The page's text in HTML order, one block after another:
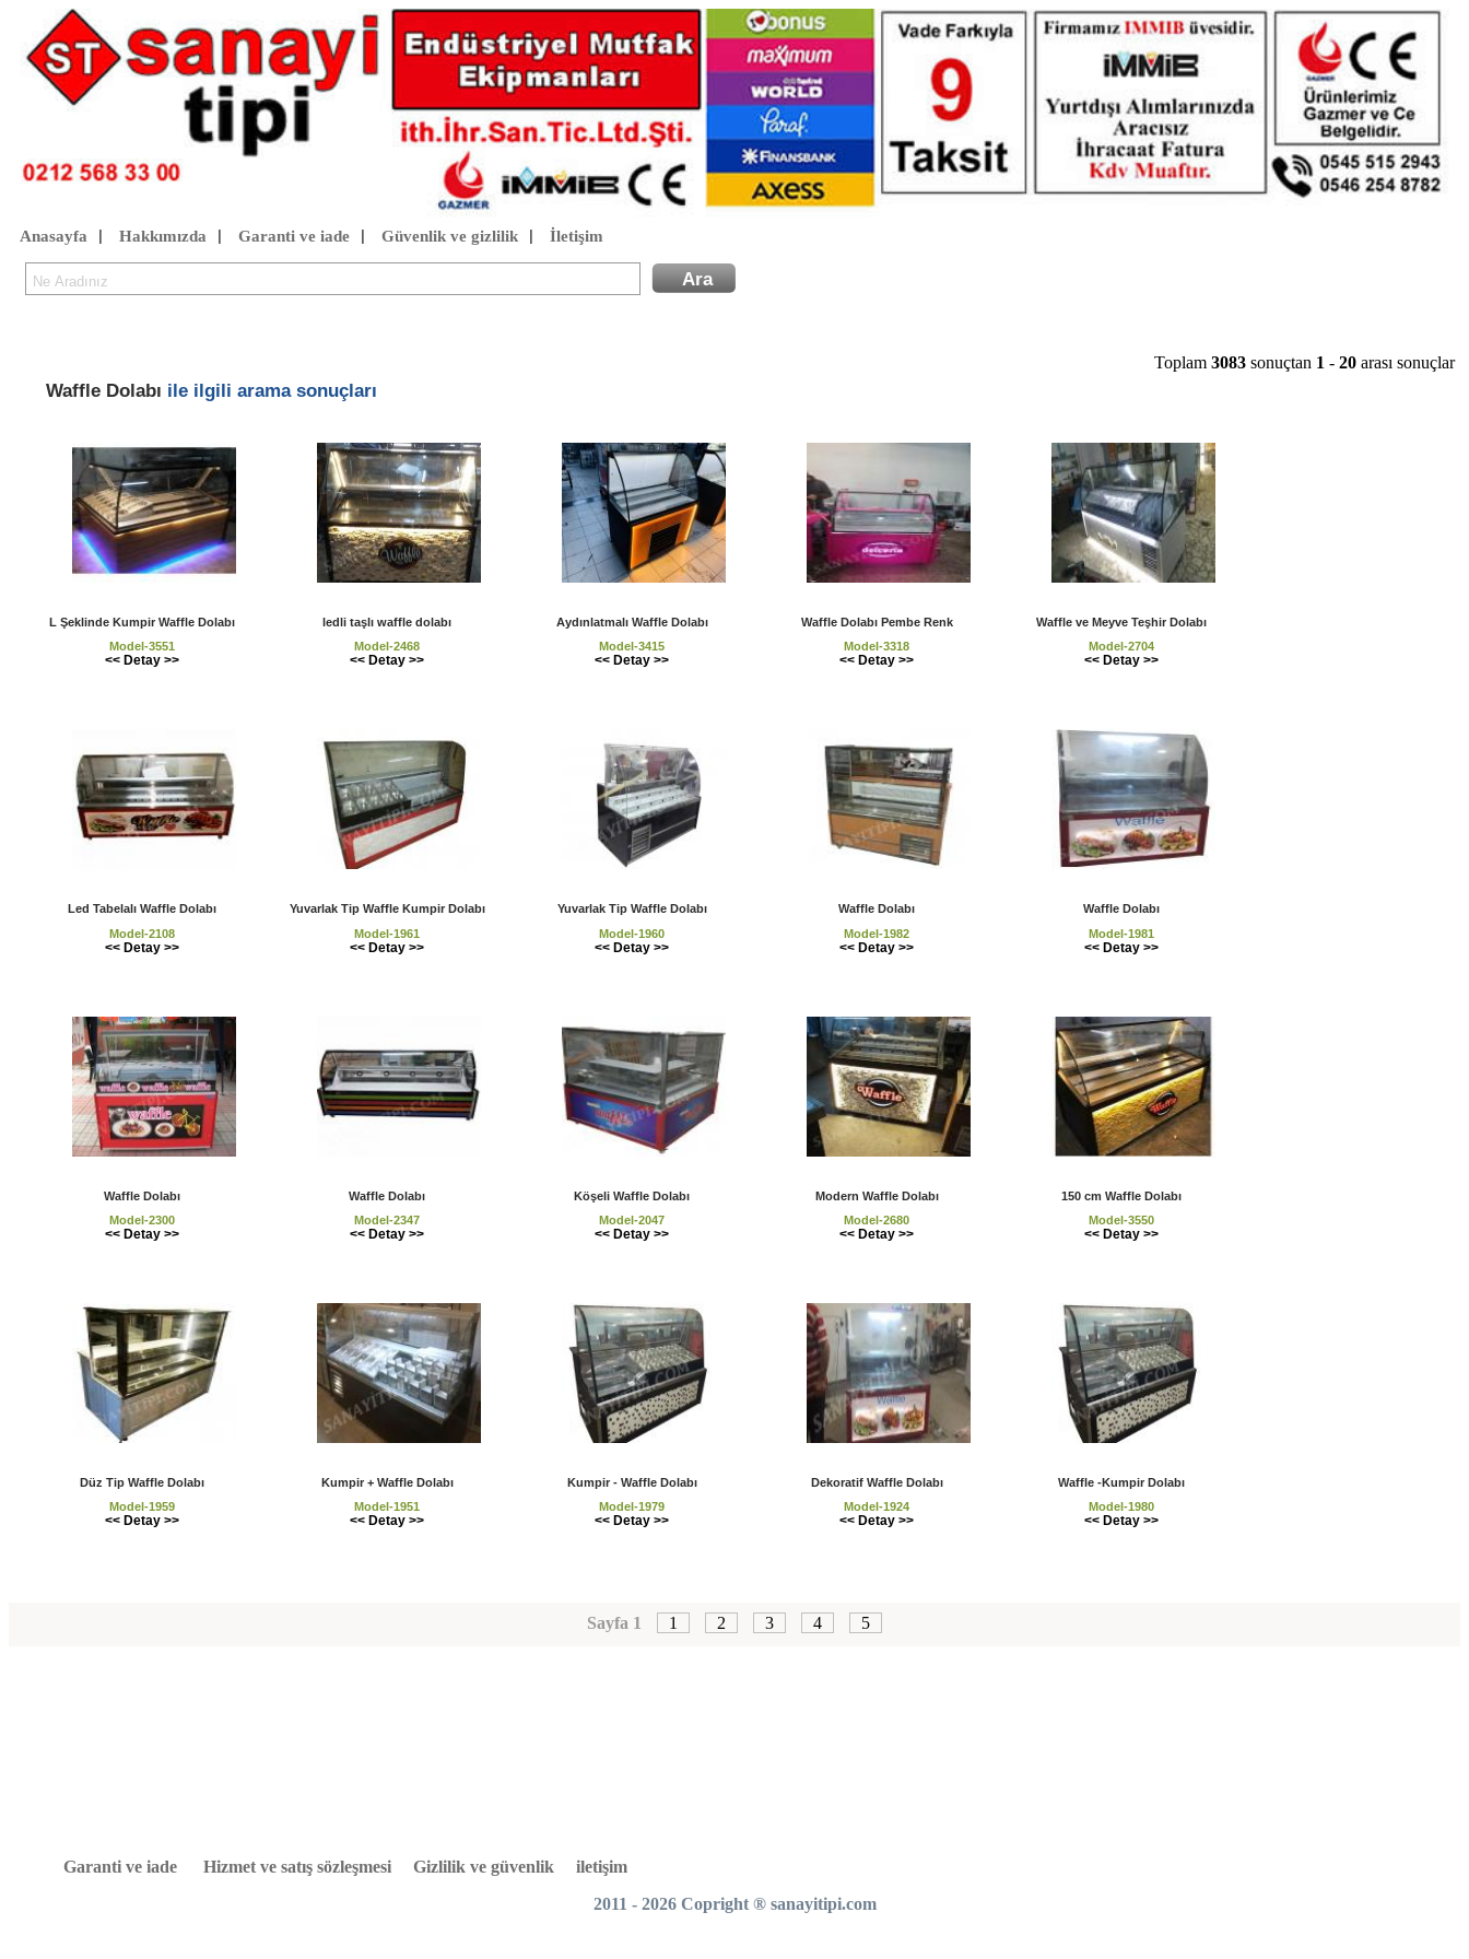
Anasayfa Hakkımızda Garanti ve iade Güvenlik ve gizlilik| İletişim
Toplam 3083 sonuçtan 1 - 20 arası sonuçlar
Waffle Dolabı ile ilgili arama sonuçları
L Şeklinde Kumpir Waffle Dolabı
Model-3551
<< Detay >>
ledli taşlı waffle dolabı
Model-2468
<< Detay >>
Aydınlatmalı Waffle Dolabı
Model-3415
<< Detay >>
Waffle Dolabı Pembe Renk
Model-3318
<< Detay >>
Waffle ve Meyve Teşhir Dolabı
Model-2704
<< Detay >>
Led Tabelalı Waffle Dolabı
Model-2108
<< Detay >>
Yuvarlak Tip Waffle Kumpir Dolabı
Model-1961
<< Detay >>
Yuvarlak Tip Waffle Dolabı
Model-1960
<< Detay >>
Waffle Dolabı
Model-1982
<< Detay >>
Waffle Dolabı
Model-1981
<< Detay >>
Waffle Dolabı
Model-2300
<< Detay >>
Waffle Dolabı
Model-2347
<< Detay >>
Köşeli Waffle Dolabı
Model-2047
<< Detay >>
Modern Waffle Dolabı
Model-2680
<< Detay >>
150 cm Waffle Dolabı
Model-3550
<< Detay >>
Düz Tip Waffle Dolabı
Model-1959
<< Detay >>
Kumpir + Waffle Dolabı
Model-1951
<< Detay >>
Kumpir - Waffle Dolabı
Model-1979
<< Detay >>
Dekoratif Waffle Dolabı
Model-1924
<< Detay >>
Waffle -Kumpir Dolabı
Model-1980
<< Detay >>
Sayfa 1 1 2 3 4 5
Garanti ve iade Hizmet ve satış sözleşmesi Gizlilik ve güvenlik
iletişim
2011 - 2026 Copright ®sanayitipi.com